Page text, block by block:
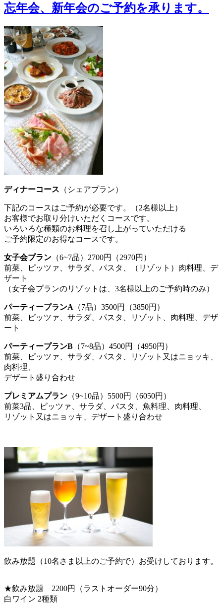
日:
忘年会、新年会のご予約を承ります。
ディナーコース （シェアプラン）
下記のコースはご予約が必要です。（2名様以上）
お客様でお取り分けいただくコースです。
いろいろな種類のお料理を召し上がっていただける
ご予約限定のお得なコースです。
女子会プラン （6~7品）2700円（2970円）
前菜、ピッツァ、サラダ、パスタ、（リゾット）肉料理、デ
ザート
（女子会プランのリゾットは、3名様以上のご予約時のみ）
パーティープランA （7品）3500円（3850円）
前菜、ピッツァ、サラダ、パスタ、リゾット、肉料理、デザ
ート
パーティープランB （7~8品）4500円（4950円）
前菜、ピッツァ、サラダ、パスタ、リゾット又はニョッキ、
肉料理、
デザート盛り合わせ
プレミアムプラン （9~10品）5500円（6050円）
前菜3品、ピッツァ、サラダ、パスタ、魚料理、肉料理、
リゾット又はニョッキ、デザート盛り合わせ
飲み放題（10名さま以上のご予約で）お受けしております。
★飲み放題 2200円（ラストオーダー90分）
白ワイン 2種類